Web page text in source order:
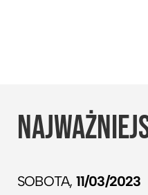
SOBOTA, 11/03/2023